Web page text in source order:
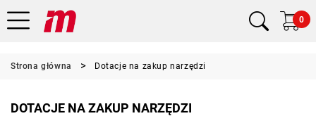
0
Strona główna Dotacje na zakup narzędzi
DOTACJE NA ZAKUP NARZĘDZI